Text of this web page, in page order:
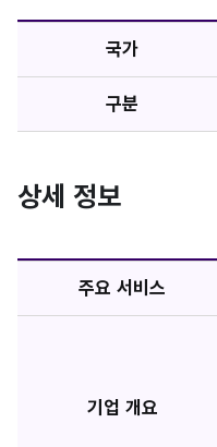
국가
구분
상세 정보
주요 서비스
기업 개요